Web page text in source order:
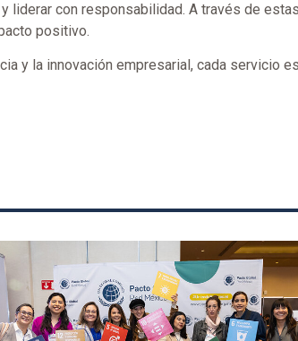
liderar con responsabilidad. A través de
positivo.
y la innovación empresarial, cada servicio